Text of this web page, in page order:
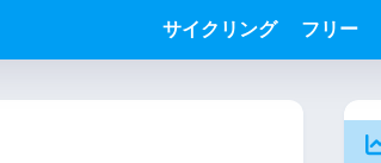
サイクリング フリー